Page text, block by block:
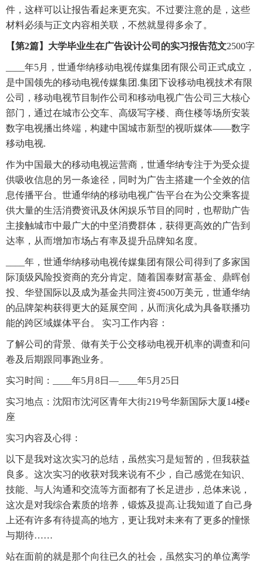
件，这样可以让报告看起来更充实。不过要注意的是，这些
材料必须与正文内容相关联，不然就显得多余了。
【第2篇】大学毕业生在广告设计公司的实习报告范文2500字
____年5月，世通华纳移动电视传媒集团有限公司正式成立，
是中国领先的移动电视传媒集团.集团下设移动电视技术有限
公司，移动电视节目制作公司和移动电视广告公司三大核心
部门，通过在城市公交车、高级写字楼、商住楼等场所安装
数字电视播出终端，构建中国城市新型的视听媒体——数字
移动电视.
作为中国最大的移动电视运营商，世通华纳专注于为受众提
供吸收信息的另一条途径，同时为广告主搭建一个全效的信
息传播平台。世通华纳的移动电视广告平台在为公交乘客提
供大量的生活消费资讯及休闲娱乐节目的同时，也帮助广告
主接触城市中最广大的中坚消费群体，获得更高效的广告到
达率，从而增加市场占有率及提升品牌知名度。
____年，世通华纳移动电视传媒集团有限公司得到了多家国
际顶级风险投资商的充分肯定。随着国泰财富基金、鼎晖创
投、华登国际以及成为基金共同注资4500万美元，世通华纳
的品牌架构获得更大的延展空间，从而演化成为具备联播功
能的跨区域媒体平台。 实习工作内容：
了解公司的背景、做有关于公交移动电视开机率的调查和问
卷及后期跟同事跑业务。
实习时间：____年5月8日—____年5月25日
实习地点：沈阳市沈河区青年大街219号华新国际大厦14楼e
座
实习内容及心得：
以下是我对这次实习的总结，虽然实习是短暂的，但我获益
良多。这次实习的收获对我来说有不少，自己感觉在知识、
技能、与人沟通和交流等方面都有了长足进步，总体来说，
这次是对我综合素质的培养，锻炼及提高.让我知道了自己身
上还有许多有待提高的地方，更让我对未来有了更多的憧憬
与期待……
站在面前的就是那个向往已久的社会，虽然实习的单位离学